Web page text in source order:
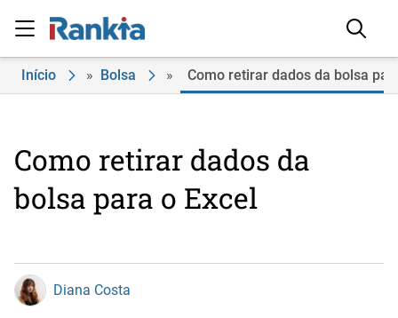
Início » Bolsa » Como retirar dados da bolsa
Como retirar dados da
bolsa para o Excel
Diana Costa